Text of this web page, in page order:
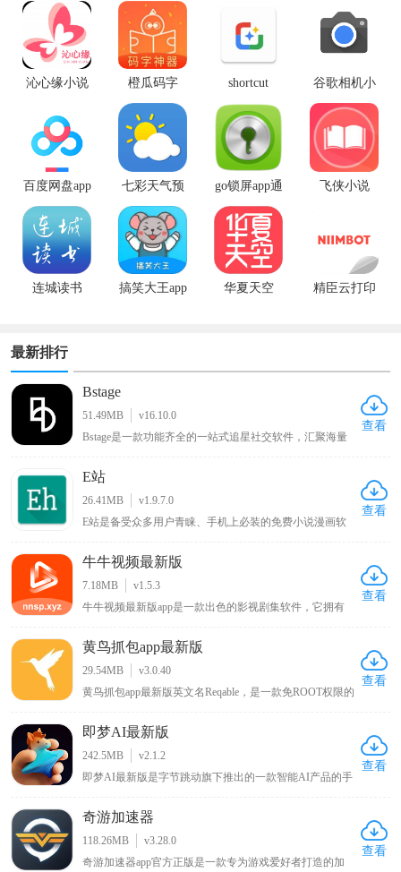
沁心缘小说 橙瓜码字
shortcut
maker app中
文版
谷歌相机小
米专用版
百度网盘app
最新版
七彩天气预
报app
go锁屏app通
用版
飞侠小说
连城读书
搞笑大王app
华夏天空
精臣云打印
最新排行
Bstage
51.49MB
v16.10.0
Bstage是一款功能齐全的一站式追星社交软件，汇聚海量
解，同时提供星粉互动、粉丝社交、音源试听、周边选
购、线下活动报名等全套追星服务。界面简洁清爽、分类
清晰，操作简单易上手，全方位满足用户日常追星、互动
交友、资源收藏的多样化需求。
查看
E站
26.41MB
v1.9.7.0
E站是备受众多用户青睐、手机上必装的免费小说漫画软
该新版本软件将各种功能免费提供给用户，为漫画爱好者
带来丰富多样且免费便捷的阅读体验 。
查看
牛牛视频最新版
7.18MB
v1.5.3
牛牛视频最新版app是一款出色的影视剧集软件，它拥有
随心播放这些影视内容，让用户畅享沉浸式的大片观看体
验，满足不同用户多样化的影视观看需求。
查看
黄鸟抓包app最新版
29.54MB
v3.0.40
黄鸟抓包app最新版英文名Reqable，是一款免ROOT权限的
HTTPS、WebSocket各类流量数据，搭载精准流量筛选、
数据包注入调试、跨端协同抓包能力。兼顾新手简易操作
与高阶开发调试需求，适配接口测试、网络排错、数据核
验场景，是开发者与运维人员必备的移动端抓包神器。
查看
即梦AI最新版
242.5MB
v2.1.2
即梦AI最新版是字节跳动旗下推出的一款智能AI产品的手
用抖音账号登录app后，只需用自然语言在即梦AI最新版
上描述自己的想法，便能迅速捕捉并理解，然后挥洒创意
生成图片。如果对生成的图片不满意，用户还可以利用内
置的编辑功能进行微调，让创意更加完美。
查看
奇游加速器
118.26MB
v3.28.0
奇游加速器app官方正版是一款专为游戏爱好者打造的加
查看